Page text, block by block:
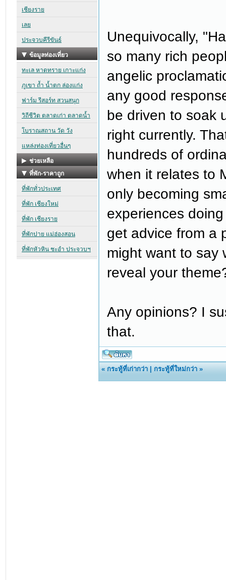
Unequivocally,
so many rich
angelic
any good
be driven to soak
right currently.
hundreds of
when it relates to
only becoming
experiences
get advice from a
might want to say
reveal your
Any opinions? I
that.
«กระทู้ที่เก่ากว่า |กระทู้ที่ใหม่กว่า »